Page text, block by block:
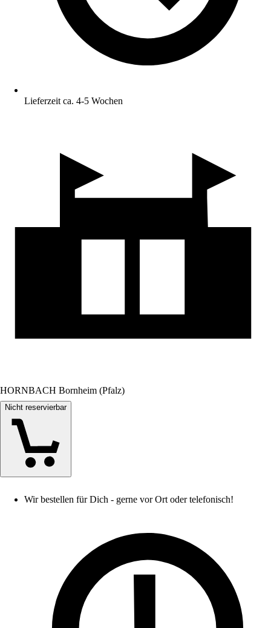
Lieferzeit ca. 4-5 Wochen
HORNBACH Bornheim (Pfalz)
Nicht reservierbar
Wir bestellen für Dich - gerne vor Ort oder telefonisch!